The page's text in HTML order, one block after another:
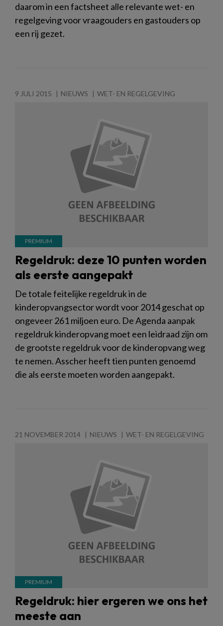
daarom in een factsheet alle relevante wet- en
regelgeving voor vraagouders en gastouders op
een rij gezet.
9 JULI 2015 NIEUWS WET- EN REGELGEVING
Regeldruk: deze 10 punten worden
als eerste aangepakt
De totale feitelijke regeldruk in de
kinderopvangsector wordt voor 2014 geschat op
ongeveer 261 miljoen euro. De Agenda aanpak
regeldruk kinderopvang moet een leidraad zijn om
de grootste regeldruk voor de kinderopvang weg
te nemen. Asscher heeft tien punten genoemd
die als eerste moeten worden aangepakt.
21 NOVEMBER 2014 NIEUWS WET- EN REGELGEVING
Regeldruk: hier ergeren we ons het
meeste aan